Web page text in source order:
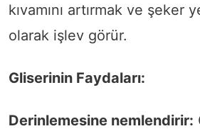
kıvamını artırmak ve şeker
olarak işlev görür.
Gliserinin Faydaları:
Derinlemesine nemlendirir: